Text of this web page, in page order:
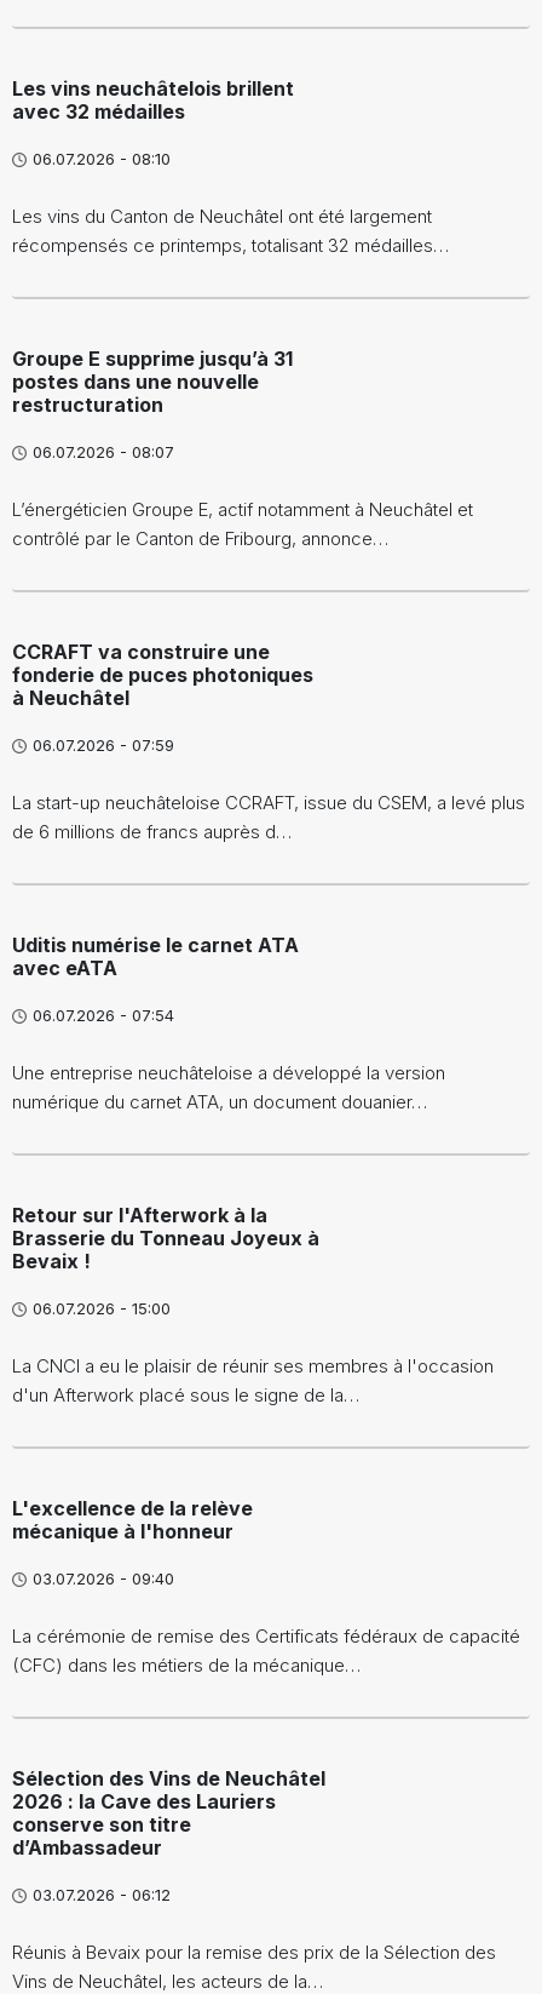
Les vins neuchâtelois brillent
avec 32 médailles
06.07.2026 - 08:10
Les vins du Canton de Neuchâtel ont été largement
récompensés ce printemps, totalisant 32 médailles…
Groupe E supprime jusqu’à 31
postes dans une nouvelle
restructuration
06.07.2026 - 08:07
L’énergéticien Groupe E, actif notamment à Neuchâtel et
contrôlé par le Canton de Fribourg, annonce…
CCRAFT va construire une
fonderie de puces photoniques
à Neuchâtel
06.07.2026 - 07:59
La start-up neuchâteloise CCRAFT, issue du CSEM, a levé plus
de 6 millions de francs auprès d…
Uditis numérise le carnet ATA
avec eATA
06.07.2026 - 07:54
Une entreprise neuchâteloise a développé la version
numérique du carnet ATA, un document douanier…
Retour sur l'Afterwork à la
Brasserie du Tonneau Joyeux à
Bevaix !
06.07.2026 - 15:00
La CNCI a eu le plaisir de réunir ses membres à l'occasion
d'un Afterwork placé sous le signe de la…
L'excellence de la relève
mécanique à l'honneur
03.07.2026 - 09:40
La cérémonie de remise des Certificats fédéraux de capacité
(CFC) dans les métiers de la mécanique…
Sélection des Vins de Neuchâtel
2026 : la Cave des Lauriers
conserve son titre
d’Ambassadeur
03.07.2026 - 06:12
Réunis à Bevaix pour la remise des prix de la Sélection des
Vins de Neuchâtel, les acteurs de la…